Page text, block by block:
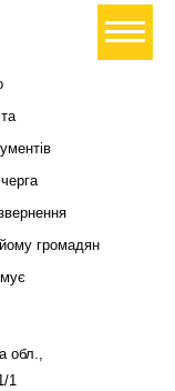
громадян
обл.,
1